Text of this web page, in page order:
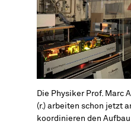
Die Physiker Prof. Marc
(r.) arbeiten schon jetzt
koordinieren den